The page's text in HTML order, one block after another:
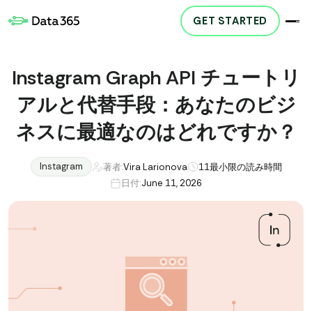
GET STARTED
Instagram Graph API チュートリ
アルと代替手段：あなたのビジ
ネスに最適なのはどれですか？
Instagram 著者:Vira Larionova 11最小限の読み時間
日付:June 11, 2026